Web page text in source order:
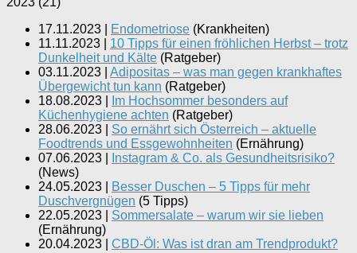
17.11.2023
Endometriose (Krankheiten)
11.11.2023
10 Tipps für einen fröhlichen Herbst – trotz
Dunkelheit und Kälte (Ratgeber)
03.11.2023
Adipositas – was man gegen krankhaftes
Übergewicht tun kann (Ratgeber)
18.08.2023
Im Hochsommer besonders auf
Küchenhygiene achten (Ratgeber)
28.06.2023
So ernährt sich Österreich – aktuelle
Foodtrends und Essgewohnheiten (Ernährung)
07.06.2023
Instagram & Co. als Gesundheitsrisiko?
(News)
24.05.2023
Besser Duschen – 5 Tipps für mehr
Duschvergnügen (5 Tipps)
22.05.2023
Sommersalate – warum wir sie lieben
(Ernährung)
20.04.2023
CBD-Öl: Was ist dran am Trendprodukt?